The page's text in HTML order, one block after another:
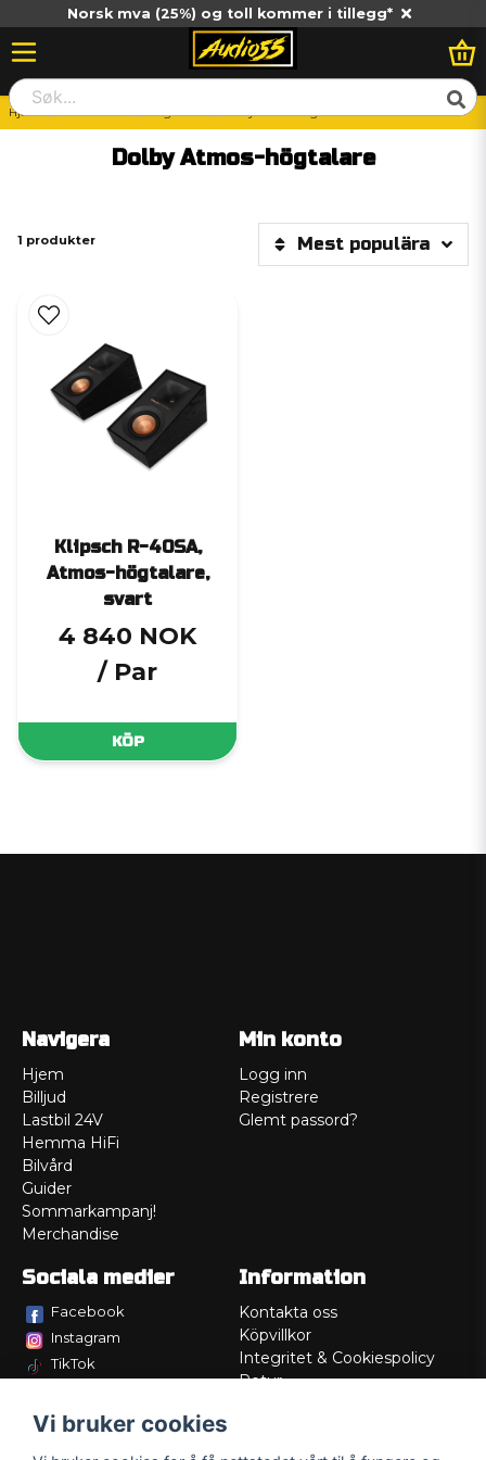
Norsk mva (25%) og toll kommer i tillegg*
Hjem Hemma HiFi Högtalare Dolby Atmos-högtalare
Dolby Atmos-högtalare
1 produkter Mest populära
Klipsch R-40SA,
Atmos-högtalare,
svart
4 840 NOK
/ Par
KÖP
Navigera
Hjem
Billjud
Lastbil 24V
Hemma HiFi
Bilvård
Guider
Sommarkampanj!
Merchandise
Min konto
Logg inn
Registrere
Glemt passord?
Sociala medier
Facebook
Instagram
TikTok
Information
Kontakta oss
Köpvillkor
Integritet & Cookiespolicy
Retur
Lådritning
Vi bruker cookies